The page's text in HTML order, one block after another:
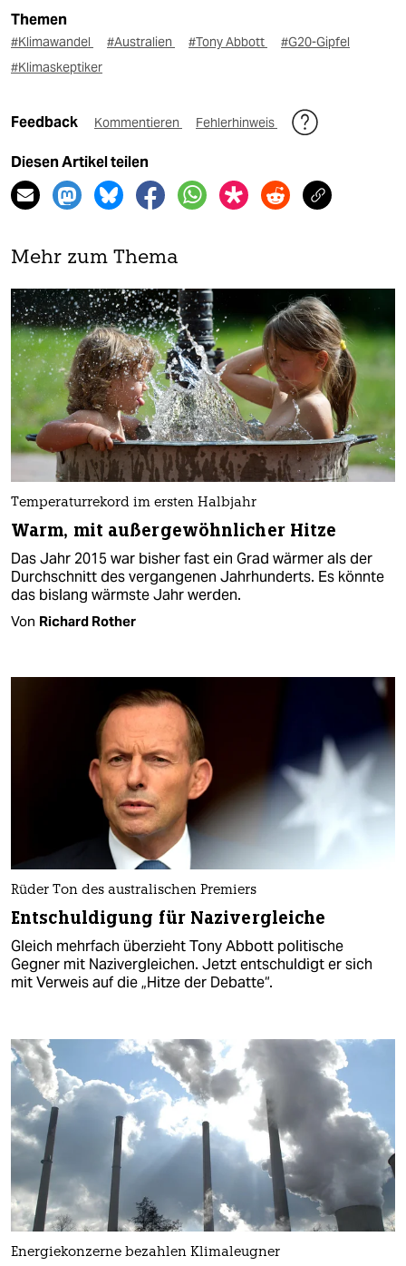
Themen
#Klimawandel #Australien #Tony Abbott
#G20-Gipfel
#Klimaskeptiker
Feedback Kommentieren Fehlerhinweis
Diesen Artikel teilen
Mehr zum Thema
Temperaturrekord im ersten Halbjahr
Warm, mit außergewöhnlicher Hitze
Das Jahr 2015 war bisher fast ein Grad wärmer als der
Durchschnitt des vergangenen Jahrhunderts. Es könnte
das bislang wärmste Jahr werden.
Von Richard Rother
Rüder Ton des australischen Premiers
Entschuldigung für Nazivergleiche
Gleich mehrfach überzieht Tony Abbott politische
Gegner mit Nazivergleichen. Jetzt entschuldigt er sich
mit Verweis auf die „Hitze der Debatte“.
Energiekonzerne bezahlen Klimaleugner